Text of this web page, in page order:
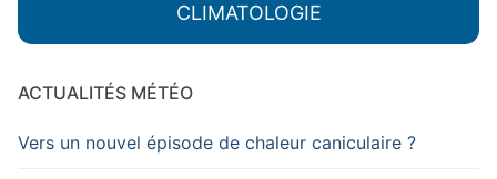
CLIMATOLOGIE
ACTUALITÉS MÉTÉO
Vers un nouvel épisode de chaleur caniculaire ?